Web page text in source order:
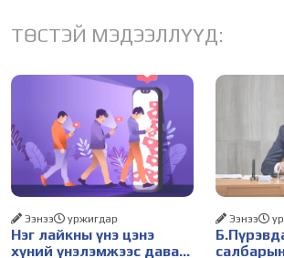
ТӨСТЭЙ МЭДЭЭЛЛҮҮД:
Нэг лайкны үнэ цэнэ
хүний үнэлэмжээс давах
Ээнээ уржигдар Ээнээ